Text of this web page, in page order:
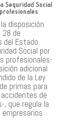
Seguridad Social
disposición
de
del Estado
Social por
profesionales-
adicional
de la Ley
primas para
de
que regula la
empresarios